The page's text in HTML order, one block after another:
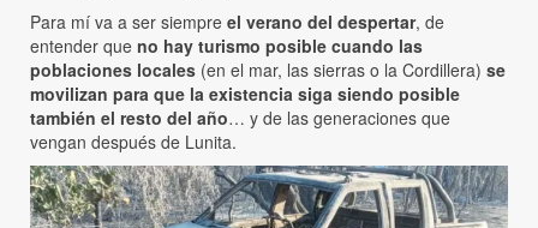
Para mí va a ser siempre el verano del despertar, de
entender que no hay turismo posible cuando las
poblaciones locales (en el mar, las sierras o la Cordillera) se
movilizan para que la existencia siga siendo posible
también el resto del año… y de las generaciones que
vengan después de Lunita.